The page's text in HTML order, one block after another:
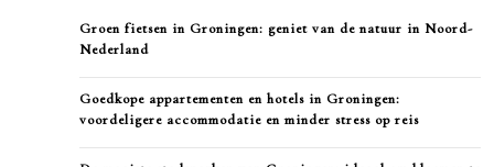
Groen fietsen in Groningen: geniet van de natuur in Noord-
Nederland
Goedkope appartementen en hotels in Groningen:
voordeligere accommodatie en minder stress op reis